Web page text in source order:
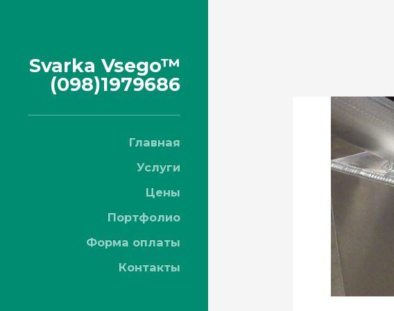
Svarka Vsego™
(098)1979686
Главная
Услуги
Цены
Портфолио
Форма оплаты
Контакты